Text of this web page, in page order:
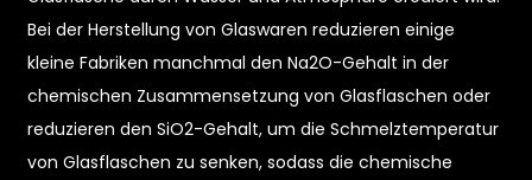
Bei der Herstellung von Glaswaren reduzieren einige
kleine Fabriken manchmal den Na2O-Gehalt in der
chemischen Zusammensetzung von Glasflaschen oder
reduzieren den SiO2-Gehalt, um die Schmelztemperatur
von Glasflaschen zu senken, sodass die chemische